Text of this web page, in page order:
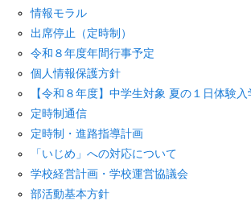
情報モラル
出席停止（定時制）
令和８年度年間行事予定
個人情報保護方針
【令和８年度】中学生対象 夏の１日体験
定時制通信
定時制・進路指導計画
「いじめ」への対応について
学校経営計画・学校運営協議会
部活動基本方針